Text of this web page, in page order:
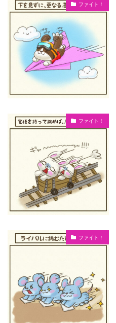
ファイト！
ファイト！
ファイト！